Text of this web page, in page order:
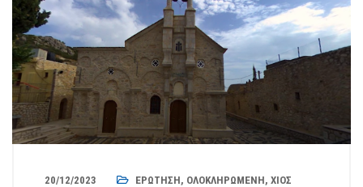
20/12/2023 ΕΡΏΤΗΣΗ, ΟΛΟΚΛΗΡΩΜΈΝΗ, ΧΊΟΣ